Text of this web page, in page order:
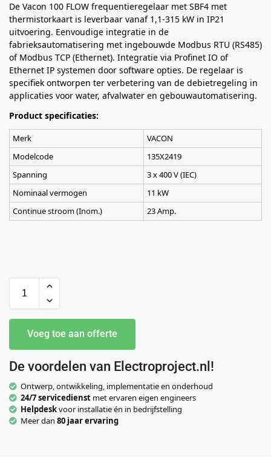
De Vacon 100 FLOW frequentieregelaar met SBF4 met
thermistorkaart is leverbaar vanaf 1,1-315 kW in IP21
uitvoering. Eenvoudige integratie in de
fabrieksautomatisering met ingebouwde Modbus RTU (RS485)
of Modbus TCP (Ethernet). Integratie via Profinet IO of
Ethernet IP systemen door software opties. De regelaar is
specifiek ontworpen ter verbetering van de debietregeling in
applicaties voor water, afvalwater en gebouwautomatisering.
Product specificaties:
Merk
VACON
Modelcode
135X2419
Spanning
3 x 400 V (IEC)
Nominaal vermogen
11 kW
Continue stroom (Inom.)
23 Amp.
Voeg toe aan offerte
De voordelen van Electroproject.nl!
Ontwerp, ontwikkeling, implementatie en onderhoud
24/7 servicedienst met ervaren eigen engineers
Helpdeskvoor installatie én in bedrijfstelling
Meer dan 80 jaar ervaring